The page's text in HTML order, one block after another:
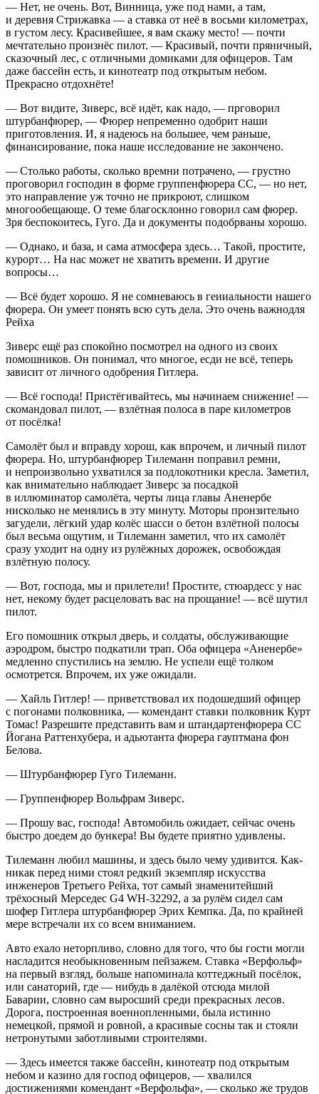
— Нет, не очень. Вот, Винница, уже под нами, а там,
и деревня Стрижавка — а ставка от неё в восьми километрах,
в густом лесу. Красивейшее, я вам скажу место! — почти
мечтательно произнёс пилот. — Красивый, почти пряничный,
сказочный лес, с отличными домиками для офицеров. Там
даже бассейн есть, и кинотеатр под открытым небом.
Прекрасно отдохнёте!
— Вот видите, Зиверс, всё идёт, как надо, — прговорил
штурбанфюрер, — Фюрер непременно одобрит наши
приготовления. И, я надеюсь на большее, чем раньше,
финансирование, пока наше исследование не закончено.
— Столько работы, сколько времни потрачено, — грустно
проговорил господин в форме группенфюрера СС, — но нет,
это направление уж точно не прикроют, слишком
многообещающе. О теме благосклонно говорил сам фюрер.
Зря беспокоитесь, Гуго. Да и документы подобрваны хорошо.
— Однако, и база, и сама атмосфера здесь… Такой, простите,
курорт… На нас может не хватить времени. И другие
вопросы…
— Всё будет хорошо. Я не сомневаюсь в геииальности нашего
фюрера. Он умеет понять всю суть дела. Это очень важнодля
Рейха
Зиверс ещё раз спокойно посмотрел на одного из своих
помошников. Он понимал, что многое, есди не всё, теперь
зависит от личного одобрения Гитлера.
— Всё господа! Пристёгивайтесь, мы начинаем снижение! —
скомандовал пилот, — взлётная полоса в паре километров
от посёлка!
Самолёт был и вправду хорош, как впрочем, и личный пилот
фюрера. Но, штурбанфюрер Тилеманн поправил ремни,
и непроизвольно ухватился за подлокотники кресла. Заметил,
как внимательно наблюдает Зиверс за посадкой
в иллюминатор самолёта, черты лица главы Аненербе
нисколько не менялись в эту минуту. Моторы пронзительно
загудели, лёгкий удар колёс шасси о бетон взлётной полосы
был весьма ощутим, и Тилеманн заметил, что их самолёт
сразу уходит на одну из рулёжных дорожек, освобождая
взлётную полосу.
— Вот, господа, мы и прилетели! Простите, стюардесс у нас
нет, некому будет расцеловать вас на прощание! — всё шутил
пилот.
Его помошник открыл дверь, и солдаты, обслуживающие
аэродром, быстро подкатили трап. Оба офицера «Аненербе»
медленно спустились на землю. Не успели ещё толком
осмотрется. Впрочем, их уже ожидали.
— Хайль Гитлер! — приветствовал их подошедший офицер
с погонами полковника, — комендант ставки полковник Курт
Томас! Разрешите представить вам и штандартенфюрера СС
Йогана Раттенхубера, и адьютанта фюрера гауптмана фон
Белова.
— Штурбанфюрер Гуго Тилеманн.
— Группенфюрер Вольфрам Зиверс.
— Прошу вас, господа! Автомобиль ожидает, сейчас очень
быстро доедем до бункера! Вы будете приятно удивлены.
Тилеманн любил машины, и здесь было чему удивится. Как-
никак перед ними стоял редкий экземпляр искусства
инженеров Третьего Рейха, тот самый знаменитейший
трёхосный Мерседес G4 WH-32292, а за рулём сидел сам
шофер Гитлера штурбанфюрер Эрих Кемпка. Да, по крайней
мере встречали их со всем вниманием.
Авто ехало неторпливо, словно для того, что бы гости могли
насладится необыкновенным пейзажем. Ставка «Верфольф»
на первый взгляд, больше напоминала коттеджный посёлок,
или санаторий, где — нибудь в далёкой отсюда милой
Баварии, словно сам выросший среди прекрасных лесов.
Дорога, построенная военнопленными, была истинно
немецкой, прямой и ровной, а красивые сосны так и стояли
нетронутыми заботливыми строителями.
— Здесь имеется также бассейн, кинотеатр под открытым
небом и казино для господ офицеров, — хвалился
достижениями комендант «Верфольфа», — сколько же трудов